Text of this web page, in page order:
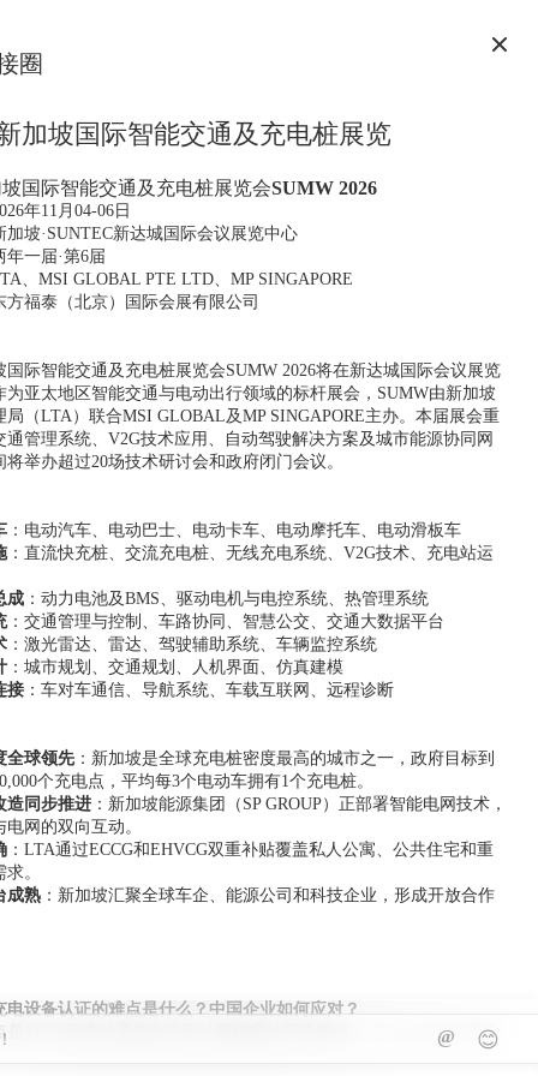
圈
加坡国际智能交通及充电桩展览
国际智能交通及充电桩展览会SUMW 2026
年11月04-06日
加坡·SUNTEC新达城国际会议展览中心
年一届·第6届
、MSI GLOBAL PTE LTD、MP SINGAPORE
方福泰（北京）国际会展有限公司
国际智能交通及充电桩展览会SUMW 2026将在新达城国际会议展览
为亚太地区智能交通与电动出行领域的标杆展会，SUMW由新加坡
局（LTA）联合MSI GLOBAL及MP SINGAPORE主办。本届展会重
通管理系统、V2G技术应用、自动驾驶解决方案及城市能源协同网
举办超过20场技术研讨会和政府闭门会议。
：电动汽车、电动巴士、电动卡车、电动摩托车、电动滑板车
：直流快充桩、交流充电桩、无线充电系统、V2G技术、充电站运
成 ：动力电池及BMS、驱动电机与电控系统、热管理系统
：交通管理与控制、车路协同、智慧公交、交通大数据平台
：激光雷达、雷达、驾驶辅助系统、车辆监控系统
：城市规划、交通规划、人机界面、仿真建模
接 ：车对车通信、导航系统、车载互联网、远程诊断
全球领先：新加坡是全球充电桩密度最高的城市之一，政府目标到
个充电点，平均每3个电动车拥有1个充电桩。
造同步推进 ：新加坡能源集团（SP GROUP）正部署智能电网技术，
网的双向互动。
：LTA通过ECCG和EHVCG双重补贴覆盖私人公寓、公共住宅和重
。
成熟 ：新加坡汇聚全球车企、能源公司和科技企业，形成开放合作
电设备认证的难点是什么？中国企业如何应对？
是TR25标准对通信协议和计量精度的严格要求。
LTA认证周期通常
及EMC测试、功能验证和现场兼容性测试。建议中国企业提前与本
@ 😊